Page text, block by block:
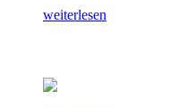
weiterlesen